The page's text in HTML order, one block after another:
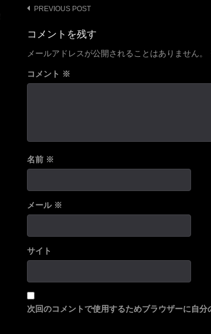
Post
navigation
PREVIOUS POST
コメントを残す
メールアドレスが公開されることはありません。
コメント ※
名前 ※
メール ※
サイト
次回のコメントで使用するためブラウザーに自分